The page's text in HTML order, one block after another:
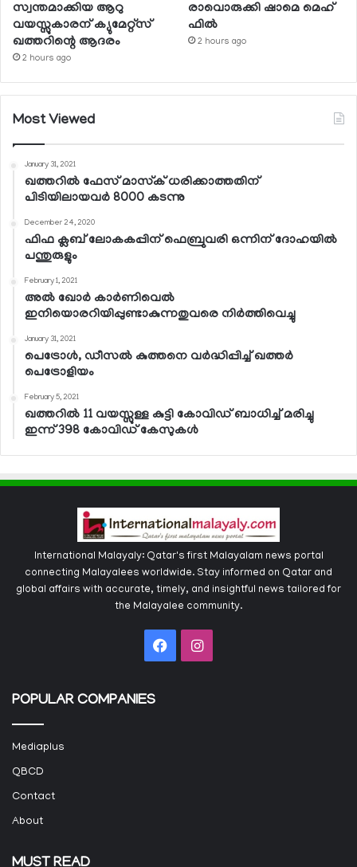
സ്വന്തമാക്കിയ ആറു
വയസ്സുകാരന് ക്യുമേറ്റ്‌സ്
ഖത്തറിന്റെ ആദരം
2 hours ago
രാവൊരുക്കി ഷാമെ മെഹ്
ഫില്‍
2 hours ago
Most Viewed
January 31, 2021
ഖത്തറില്‍ ഫേസ് മാസ്‌ക് ധരിക്കാത്തതിന്
പിടിയിലായവര്‍ 8000 കടന്നു
December 24, 2020
ഫിഫ ക്ലബ് ലോകകപ്പിന് ഫെബ്രുവരി ഒന്നിന് ദോഹയില്‍
പന്തുരുളും
February 1, 2021
അല്‍ ഖോര്‍ കാര്‍ണിവെല്‍
ഇനിയൊരറിയിപ്പുണ്ടാകുന്നതുവരെ നിര്‍ത്തിവെച്ചു
January 31, 2021
പെട്രോള്‍, ഡീസല്‍ കുത്തനെ വര്‍ദ്ധിപ്പിച്ച് ഖത്തര്‍
പെട്രോളിയം
February 5, 2021
ഖത്തറില്‍ 11 വയസ്സുള്ള കുട്ടി കോവിഡ് ബാധിച്ച് മരിച്ചു
ഇന്ന് 398 കോവിഡ് കേസുകള്‍
International Malayaly: Qatar's first Malayalam news portal
connecting Malayalees worldwide. Stay informed on Qatar and
global affairs with accurate, timely, and insightful news tailored for
the Malayalee community.
FacebookInstagram
POPULAR COMPANIES
Mediaplus
QBCD
Contact
About